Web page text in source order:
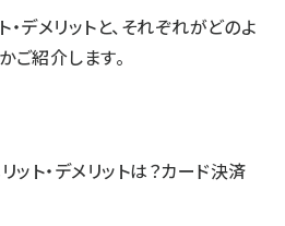
デメリットと、それぞれがどのよ
ご紹介します。
ト・デメリットは？カード決済